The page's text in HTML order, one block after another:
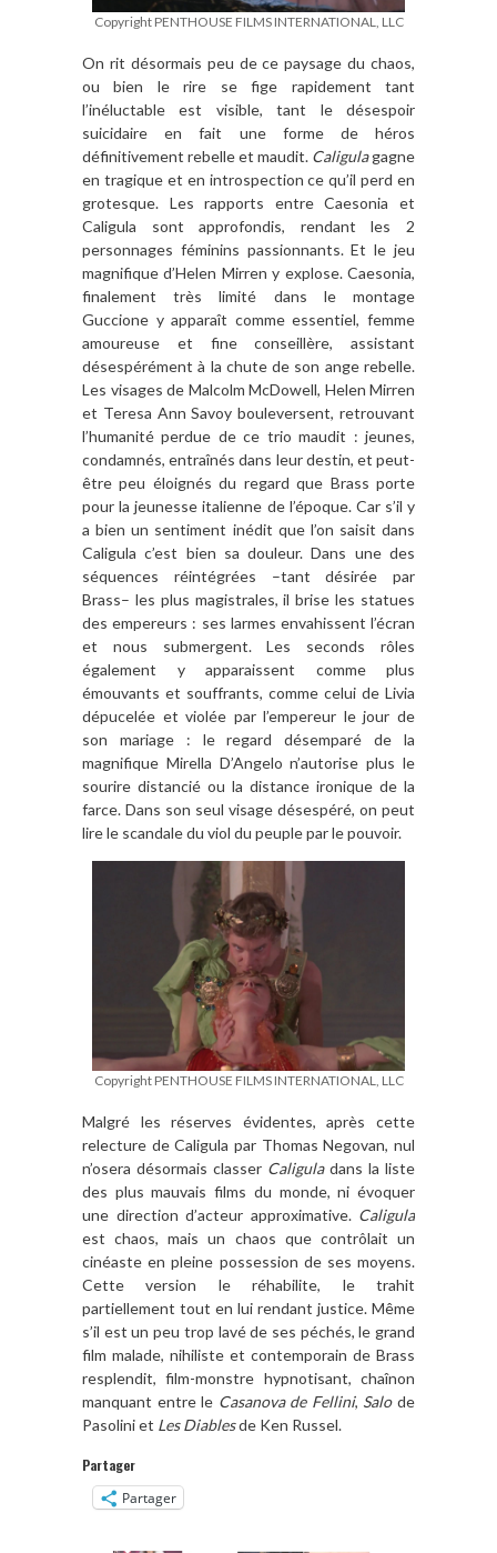
Copyright PENTHOUSE FILMS INTERNATIONAL, LLC
On rit désormais peu de ce paysage du chaos,
ou bien le rire se fige rapidement tant
l’inéluctable est visible, tant le désespoir
suicidaire en fait une forme de héros
définitivement rebelle et maudit. Caligulagagne
en tragique et en introspection ce qu’il perd en
grotesque. Les rapports entre Caesonia et
Caligula sont approfondis, rendant les 2
personnages féminins passionnants. Et le jeu
magnifique d’Helen Mirren y explose. Caesonia,
finalement très limité dans le montage
Guccione y apparaît comme essentiel, femme
amoureuse et fine conseillère, assistant
désespérément à la chute de son ange rebelle.
Les visages de Malcolm McDowell, Helen Mirren
et Teresa Ann Savoy bouleversent, retrouvant
l’humanité perdue de ce trio maudit : jeunes,
condamnés, entraînés dans leur destin, et peut-
être peu éloignés du regard que Brass porte
pour la jeunesse italienne de l’époque. Car s’il y
a bien un sentiment inédit que l’on saisit dans
Caligula c’est bien sa douleur. Dans une des
séquences réintégrées –tant désirée par
Brass– les plus magistrales, il brise les statues
des empereurs : ses larmes envahissent l’écran
et nous submergent. Les seconds rôles
également y apparaissent comme plus
émouvants et souffrants, comme celui de Livia
dépucelée et violée par l’empereur le jour de
son mariage : le regard désemparé de la
magnifique Mirella D’Angelo n’autorise plus le
sourire distancié ou la distance ironique de la
farce. Dans son seul visage désespéré, on peut
lire le scandale du viol du peuple par le pouvoir.
Copyright PENTHOUSE FILMS INTERNATIONAL, LLC
Malgré les réserves évidentes, après cette
relecture de Caligula par Thomas Negovan, nul
n’osera désormais classer Caligula dans la liste
des plus mauvais films du monde, ni évoquer
une direction d’acteur approximative. Caligula
est chaos, mais un chaos que contrôlait un
cinéaste en pleine possession de ses moyens.
Cette version le réhabilite, le trahit
partiellement tout en lui rendant justice. Même
s’il est un peu trop lavé de ses péchés, le grand
film malade, nihiliste et contemporain de Brass
resplendit, film-monstre hypnotisant, chaînon
manquant entre le Casanova de Fellini, Salode
Pasolini et Les Diablesde Ken Russel.
Partager
Partager